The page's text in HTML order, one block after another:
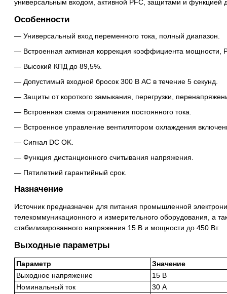
универсальным входом, активной PFC, защитами и функцией
Особенности
Универсальный вход переменного тока, полный диапазон.
Встроенная активная коррекция коэффициента мощности,
Высокий КПД до 89,5%.
Допустимый входной бросок 300 В AC в течение 5 секунд.
Защиты от короткого замыкания, перегрузки,
Встроенная схема ограничения постоянного тока.
Встроенное управление вентилятором охлаждения
Сигнал DC OK.
Функция дистанционного считывания напряжения.
Пятилетний гарантийный срок.
Назначение
Источник предназначен для питания промышленной
телекоммуникационного и измерительного оборудования, а
стабилизированного напряжения 15 В и мощности до 450 Вт.
Выходные параметры
Параметр
Значение
Выходное напряжение
15 В
Номинальный ток
30 А